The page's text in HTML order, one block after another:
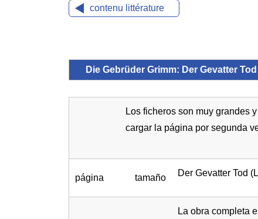
contenu littérature
Die Gebrüder Grimm: Der Gevatter
Los ficheros son muy grandes
cargar la página por segunda
página tamaño Der Gevatter Tod
La obra completa